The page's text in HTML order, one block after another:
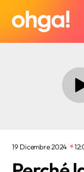
19 Dicembre 2024